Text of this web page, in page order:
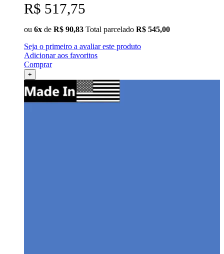
R$ 517,75
ou 6x de R$ 90,83 Total parcelado R$ 545,00
Seja o primeiro a avaliar este produto
Adicionar aos favoritos
Comprar
+